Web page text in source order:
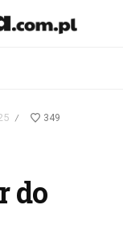
/ 349
do